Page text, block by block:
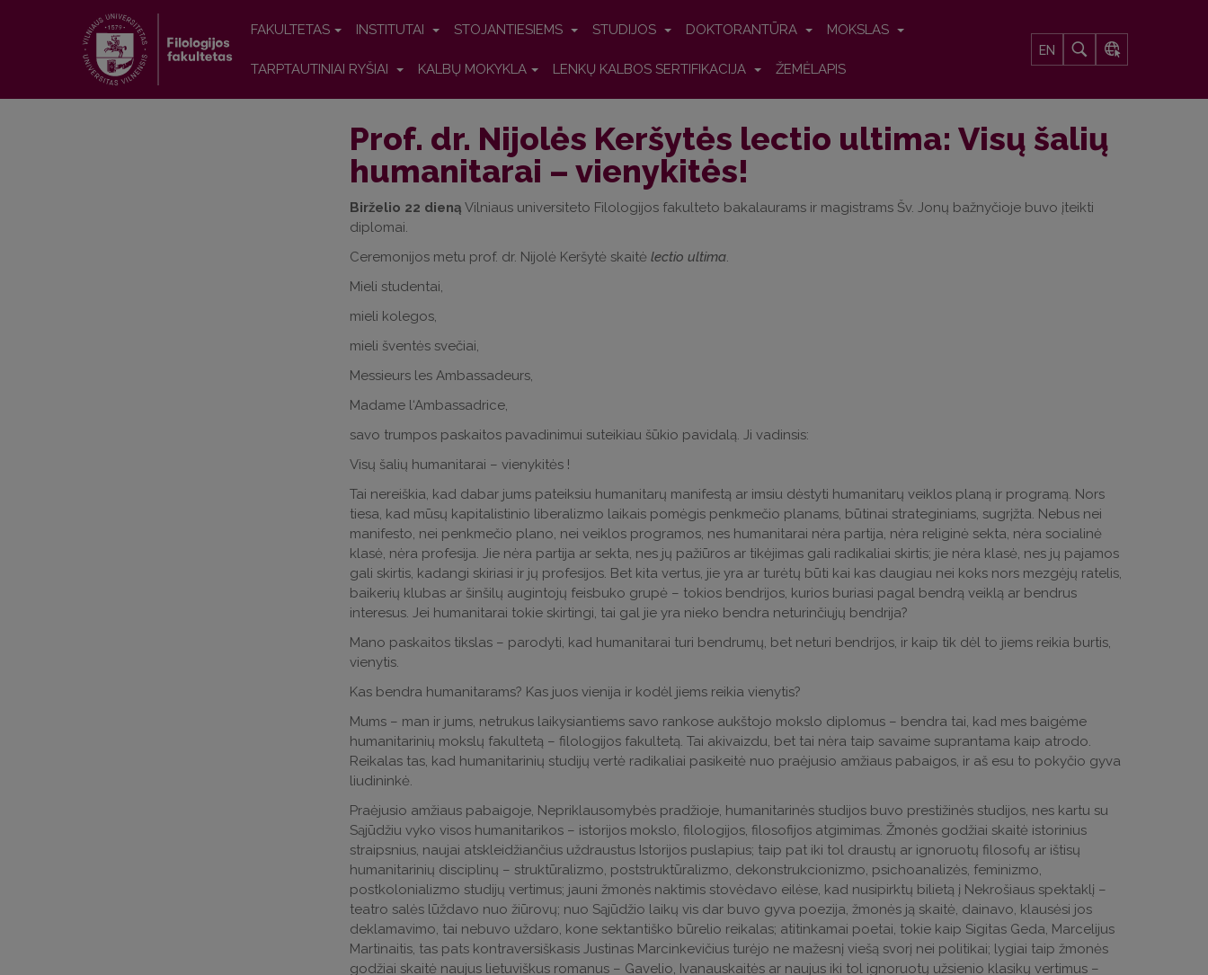
FAKULTETAS INSTITUTAI STOJANTIESIEMS STUDIJOS DOKTORANTŪRA MOKSLAS
TARPTAUTINIAI RYŠIAI KALBŲ MOKYKLA LENKŲ KALBOS SERTIFIKACIJA ŽEMĖLAPIS
EN
Prof. dr. Nijolės Keršytės lectio ultima: Visų šalių
humanitarai – vienykitės!
Birželio 22 dieną Vilniaus universiteto Filologijos fakulteto bakalaurams ir magistrams Šv. Jonų bažnyčioje buvo įteikti
diplomai.
Ceremonijos metu prof. dr. Nijolė Keršytė skaitė lectio ultima.
Mieli studentai,
mieli kolegos,
mieli šventės svečiai,
Messieurs les Ambassadeurs,
Madame l‘Ambassadrice,
savo trumpos paskaitos pavadinimui suteikiau šūkio pavidalą. Ji vadinsis:
Visų šalių humanitarai – vienykitės !
Tai nereiškia, kad dabar jums pateiksiu humanitarų manifestą ar imsiu dėstyti humanitarų veiklos planą ir programą. Nors
tiesa, kad mūsų kapitalistinio liberalizmo laikais pomėgis penkmečio planams, būtinai strateginiams, sugrįžta. Nebus nei
manifesto, nei penkmečio plano, nei veiklos programos, nes humanitarai nėra partija, nėra religinė sekta, nėra socialinė
klasė, nėra profesija. Jie nėra partija ar sekta, nes jų pažiūros ar tikėjimas gali radikaliai skirtis; jie nėra klasė, nes jų pajamos
gali skirtis, kadangi skiriasi ir jų profesijos. Bet kita vertus, jie yra ar turėtų būti kai kas daugiau nei koks nors mezgėjų ratelis,
baikerių klubas ar šinšilų augintojų feisbuko grupė – tokios bendrijos, kurios buriasi pagal bendrą veiklą ar bendrus
interesus. Jei humanitarai tokie skirtingi, tai gal jie yra nieko bendra neturinčiųjų bendrija?
Mano paskaitos tikslas – parodyti, kad humanitarai turi bendrumų, bet neturi bendrijos, ir kaip tik dėl to jiems reikia burtis,
vienytis.
Kas bendra humanitarams? Kas juos vienija ir kodėl jiems reikia vienytis?
Mums – man ir jums, netrukus laikysiantiems savo rankose aukštojo mokslo diplomus – bendra tai, kad mes baigėme
humanitarinių mokslų fakultetą – filologijos fakultetą. Tai akivaizdu, bet tai nėra taip savaime suprantama kaip atrodo.
Reikalas tas, kad humanitarinių studijų vertė radikaliai pasikeitė nuo praėjusio amžiaus pabaigos, ir aš esu to pokyčio gyva
liudininkė.
Praėjusio amžiaus pabaigoje, Nepriklausomybės pradžioje, humanitarinės studijos buvo prestižinės studijos, nes kartu su
Sąjūdžiu vyko visos humanitarikos – istorijos mokslo, filologijos, filosofijos atgimimas. Žmonės godžiai skaitė istorinius
straipsnius, naujai atskleidžiančius uždraustus Istorijos puslapius; taip pat iki tol draustų ar ignoruotų filosofų ar ištisų
humanitarinių disciplinų – struktūralizmo, poststruktūralizmo, dekonstrukcionizmo, psichoanalizės, feminizmo,
postkolonializmo studijų vertimus; jauni žmonės naktimis stovėdavo eilėse, kad nusipirktų bilietą į Nekrošiaus spektaklį –
teatro salės lūždavo nuo žiūrovų; nuo Sąjūdžio laikų vis dar buvo gyva poezija, žmonės ją skaitė, dainavo, klausėsi jos
deklamavimo, tai nebuvo uždaro, kone sektantiško būrelio reikalas; atitinkamai poetai, tokie kaip Sigitas Geda, Marcelijus
Martinaitis, tas pats kontraversiškasis Justinas Marcinkevičius turėjo ne mažesnį viešą svorį nei politikai; lygiai taip žmonės
godžiai skaitė naujus lietuviškus romanus – Gavelio, Ivanauskaitės ar naujus iki tol ignoruotų užsienio klasikų vertimus –